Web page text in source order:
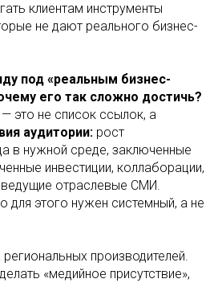
клиентам инструменты
не дают реального бизнес-
под «реальным бизнес-
его так сложно достичь?
это не список ссылок, а
аудитории: рост
в нужной среде, заключенные
инвестиции, коллаборации,
отраслевые СМИ.
для этого нужен системный, а не
производителей.
«медийное присутствие»,